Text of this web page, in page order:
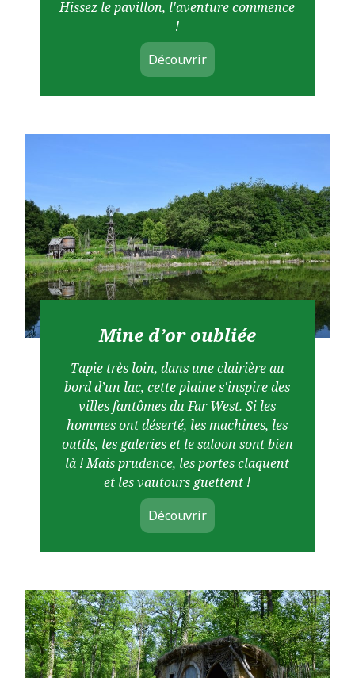
Hissez le pavillon, l'aventure commence
!
Découvrir
Mine d’or oubliée
Tapie très loin, dans une clairière au
bord d’un lac, cette plaine s'inspire des
villes fantômes du Far West. Si les
hommes ont déserté, les machines, les
outils, les galeries et le saloon sont bien
là ! Mais prudence, les portes claquent
et les vautours guettent !
Découvrir